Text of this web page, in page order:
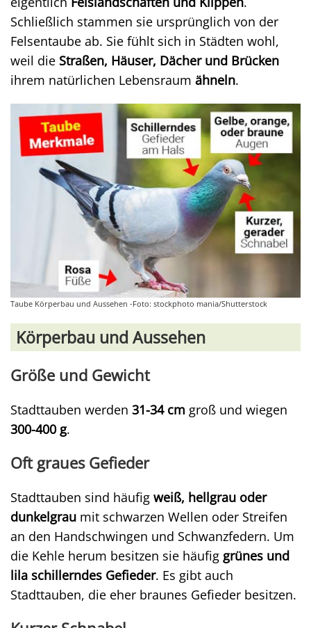
Schließlich stammen sie ursprünglich von der
Felsentaube ab. Sie fühlt sich in Städten wohl,
weil die Straßen, Häuser, Dächer und Brücken
ihrem natürlichen Lebensraum ähneln.
Taube Körperbau und Aussehen -Foto: stockphoto mania/Shutterstock
Körperbau und Aussehen
Größe und Gewicht
Stadttauben werden 31-34 cm groß und wiegen
300-400 g.
Oft graues Gefieder
Stadttauben sind häufig weiß, hellgrau oder
dunkelgrau mit schwarzen Wellen oder Streifen
an den Handschwingen und Schwanzfedern. Um
die Kehle herum besitzen sie häufig grünes und
lila schillerndes Gefieder. Es gibt auch
Stadttauben, die eher braunes Gefieder besitzen.